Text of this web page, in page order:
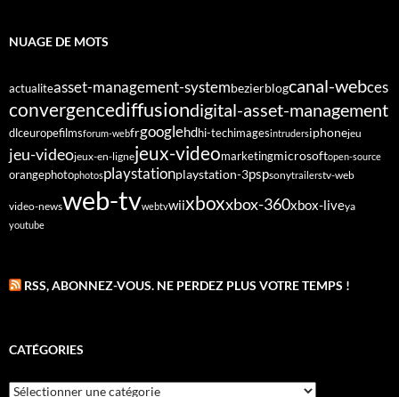
NUAGE DE MOTS
actualiteasset-management-systembezierblogcanal-webces
convergencediffusiondigital-asset-management
dlceuropefilmsforum-webfrgooglehdhi-techimagesintrudersiphonejeu
jeu-videojeux-en-lignejeux-videomarketingmicrosoftopen-source
orangephotophotosplaystationplaystation-3pspsonytrailerstv-web
video-newsweb-tvwebtvwiixboxxbox-360xbox-liveya
youtube
RSS, ABONNEZ-VOUS. NE PERDEZ PLUS VOTRE TEMPS !
CATÉGORIES
Catégories